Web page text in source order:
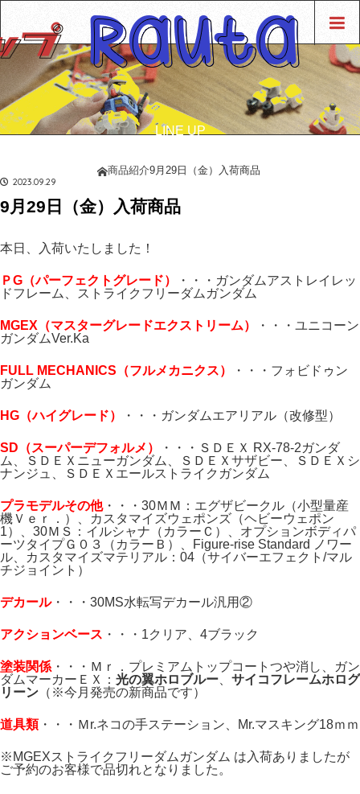
LINE UP
ホーム
商品紹介9月29日（金）入荷商品
2023.09.29
9月29日（金）入荷商品
本日、入荷いたしました！
ＰG（パーフェクトグレード）
・・・ガンダムアストレイレッ
ドフレーム、ストライクフリーダムガンダム
MGEX（マスターグレードエクストリーム）
・・・ユニコーン
ガンダムVer.Ka
FULL MECHANICS（フルメカニクス）
・・・フォビドゥン
ガンダム
HG（ハイグレード） ・・・ガンダムエアリアル（改修型）
SD（スーパーデフォルメ）
・・・ＳＤＥＸ RX-78-2ガンダ
ム、ＳＤＥＸニューガンダム、ＳＤＥＸサザビー、ＳＤＥＸシ
ナンジュ、ＳＤＥＸエールストライクガンダム
プラモデルその他・・・30ＭＭ：エグザビークル（小型量産
機Ｖｅｒ．）、カスタマイズウェポンズ（ヘビーウェポン
1）、30ＭＳ：イルシャナ（カラーＣ）、オプションボディパ
ーツタイプＧ０３（カラーＢ）、Figure-rise Standard ノワー
ル、カスタマイズマテリアル：04（サイバーエフェクト/マル
チジョイント）
デカール・・・30MS水転写デカール汎用②
アクションベース ・・・1クリア、4ブラック
塗装関係 ・・・Ｍｒ．プレミアムトップコートつや消し、ガン
ダムマーカーＥＸ： 光の翼ホロブルー
サイコフレームホログ
リーン （※今月発売の新商品です）
道具類・・・Ｍr.ネコの手ステーション、Mr.マスキング18ｍｍ
※MGEXストライクフリーダムガンダム は入荷ありましたが
ご予約のお客様で品切れとなりました。